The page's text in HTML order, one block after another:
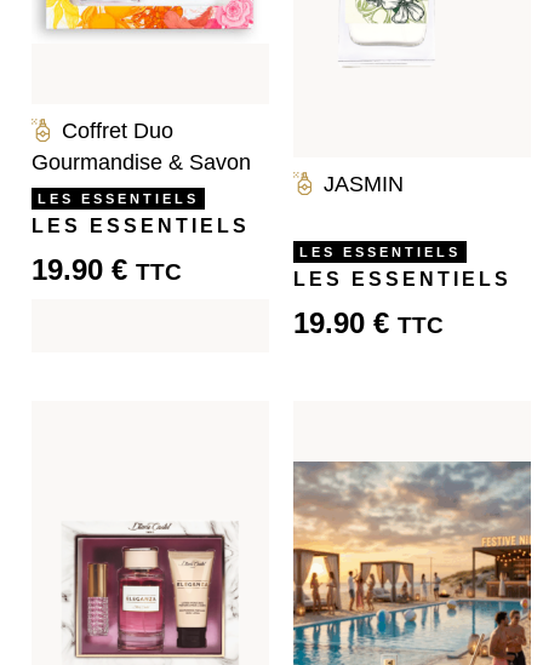
Coffret Duo
Gourmandise & Savon
LES ESSENTIELS
LES ESSENTIELS
19.90 € TTC
JASMIN
LES ESSENTIELS
LES ESSENTIELS
19.90 € TTC